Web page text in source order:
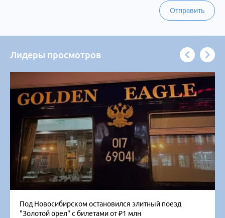
Отправить
Лидеры просмотров
Под Новосибирском остановился элитный поезд
"Золотой орел" с билетами от ₽1 млн